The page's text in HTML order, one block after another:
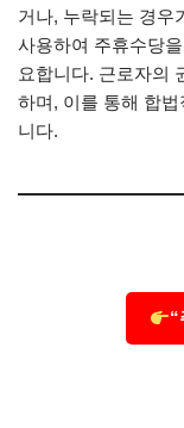
거나, 누락되는 경우
사용하여 주휴수당
요합니다. 근로자의
하며, 이를 통해 합
니다.
“